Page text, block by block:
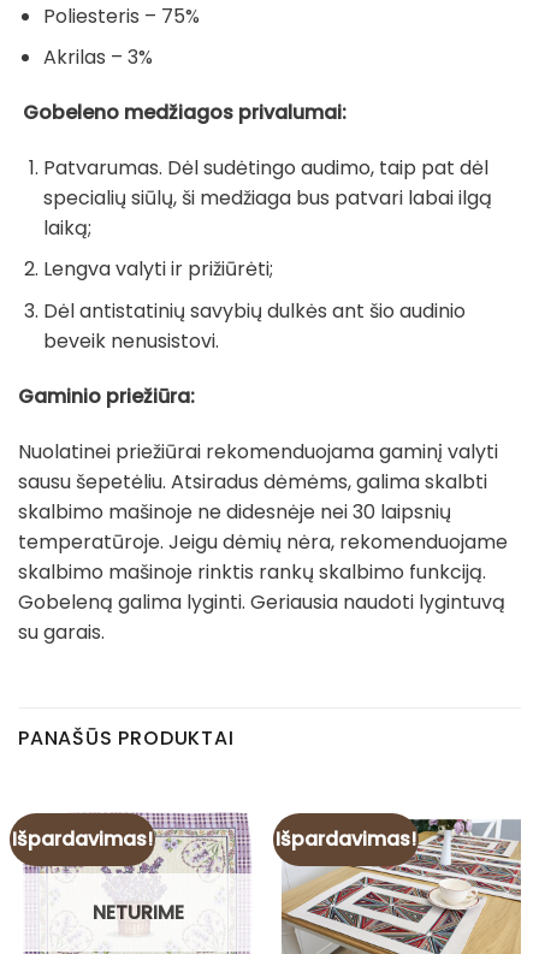
Poliesteris – 75%
Akrilas – 3%
Gobeleno medžiagos privalumai:
Patvarumas. Dėl sudėtingo audimo, taip pat dėl
specialių siūlų, ši medžiaga bus patvari labai ilgą
laiką;
Lengva valyti ir prižiūrėti;
Dėl antistatinių savybių dulkės ant šio audinio
beveik nenusistovi.
Gaminio priežiūra:
Nuolatinei priežiūrai rekomenduojama gaminį valyti
sausu šepetėliu. Atsiradus dėmėms, galima skalbti
skalbimo mašinoje ne didesnėje nei 30 laipsnių
temperatūroje. Jeigu dėmių nėra, rekomenduojame
skalbimo mašinoje rinktis rankų skalbimo funkciją.
Gobeleną galima lyginti. Geriausia naudoti lygintuvą
su garais.
PANAŠŪS PRODUKTAI
Išpardavimas!
NETURIME
Išpardavimas!